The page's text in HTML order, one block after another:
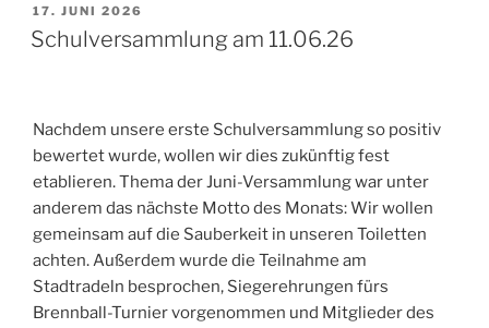
VERÖFFENTLICHT
AM
17. JUNI 2026
Schulversammlung am 11.06.26
Nachdem unsere erste Schulversammlung so positiv
bewertet wurde, wollen wir dies zukünftig fest
etablieren. Thema der Juni-Versammlung war unter
anderem das nächste Motto des Monats: Wir wollen
gemeinsam auf die Sauberkeit in unseren Toiletten
achten. Außerdem wurde die Teilnahme am
Stadtradeln besprochen, Siegerehrungen fürs
Brennball-Turnier vorgenommen und Mitglieder des